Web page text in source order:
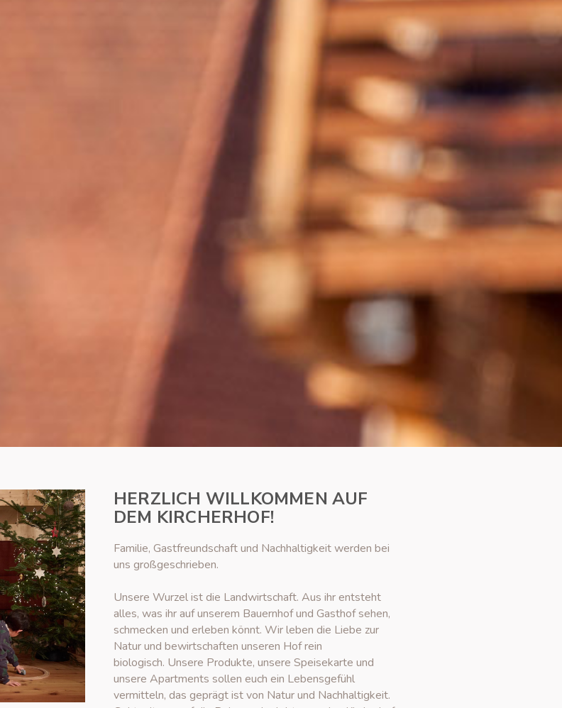
HERZLICH WILLKOMMEN AUF
DEM KIRCHERHOF!
Familie, Gastfreundschaft und Nachhaltigkeit werden bei
uns großgeschrieben.
Unsere Wurzel ist die Landwirtschaft. Aus ihr entsteht
alles, was ihr auf unserem Bauernhof und Gasthof sehen,
schmecken und erleben könnt. Wir leben die Liebe zur
Natur und bewirtschaften unseren Hof rein
biologisch. Unsere Produkte, unsere Speisekarte und
unsere Apartments sollen euch ein Lebensgefühl
vermitteln, das geprägt ist von Natur und Nachhaltigkeit.